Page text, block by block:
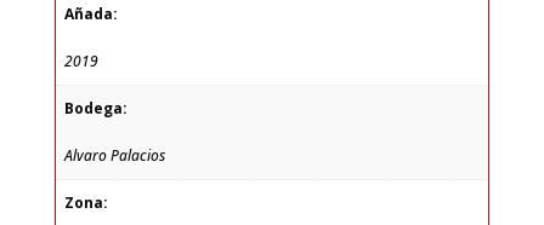
Añada:
2019
Bodega:
Alvaro Palacios
Zona: